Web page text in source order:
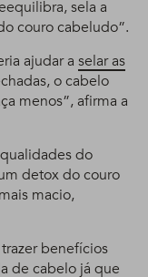
sela a
couro cabeludo”.
ajudar a selar as
o cabelo
menos”, afirma a
do
detox do couro
macio,
benefícios
de cabelo já que